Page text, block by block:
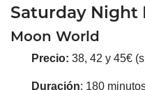
Saturday Night
Moon World
Precio: 38, 42 y 45€
Duración: 180